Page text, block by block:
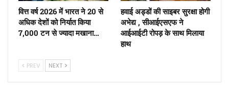
वित्त वर्ष 2026 में भारत ने 20 से
अधिक देशों को निर्यात किया
7,000 टन से ज्यादा मखाना…
हवाई अड्डों की साइबर सुरक्षा होगी
अभेद्य , सीआईएसएफ ने
आईआईटी रोपड़ के साथ मिलाया
हाथ
PREV NEXT